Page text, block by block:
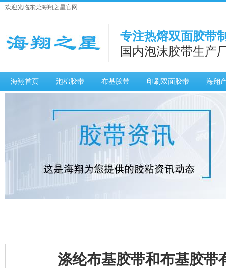
欢迎光临东莞海翔之星官网
专注热熔双面胶带
国内泡沫胶带生产
海翔首页 泡棉胶带 布基胶带 印刷双面胶带 海翔
涤纶布基胶带和布基胶带